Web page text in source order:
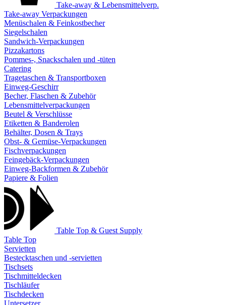
Take-away & Lebensmittelverp.
Take-away Verpackungen
Menüschalen & Feinkostbecher
Siegelschalen
Sandwich-Verpackungen
Pizzakartons
Pommes-, Snackschalen und -tüten
Catering
Tragetaschen & Transportboxen
Einweg-Geschirr
Becher, Flaschen & Zubehör
Lebensmittelverpackungen
Beutel & Verschlüsse
Etiketten & Banderolen
Behälter, Dosen & Trays
Obst- & Gemüse-Verpackungen
Fischverpackungen
Feingebäck-Verpackungen
Einweg-Backformen & Zubehör
Papiere & Folien
Table Top & Guest Supply
Table Top
Servietten
Bestecktaschen und -servietten
Tischsets
Tischmitteldecken
Tischläufer
Tischdecken